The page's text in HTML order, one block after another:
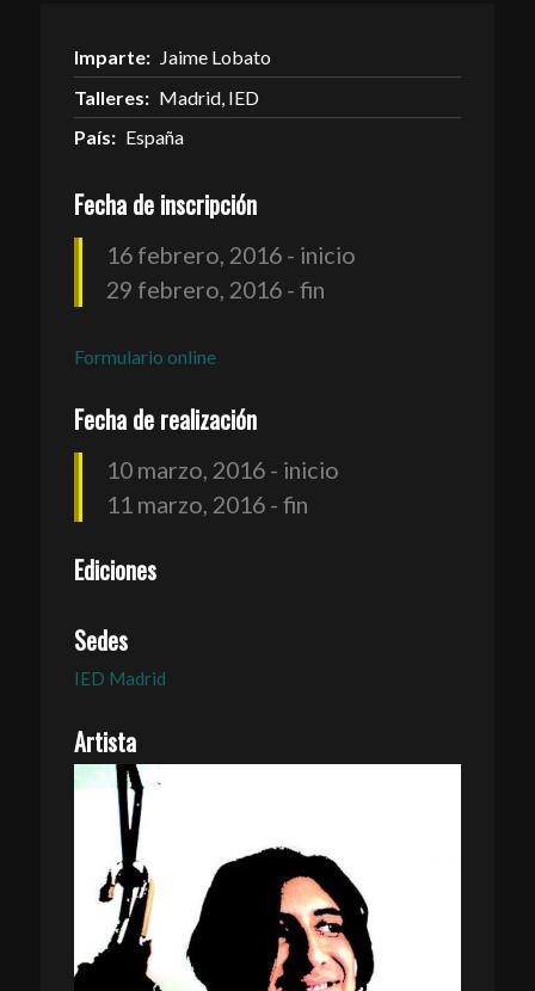
Imparte: Jaime Lobato
Talleres: Madrid, IED
País: España
Fecha de inscripción
16 febrero, 2016 - inicio
29 febrero, 2016 - fin
Formulario online
Fecha de realización
10 marzo, 2016 - inicio
11 marzo, 2016 - fin
Ediciones
Sedes
IED Madrid
Artista